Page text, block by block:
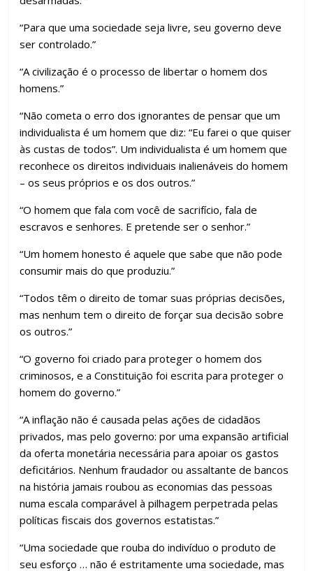
“Para que uma sociedade seja livre, seu governo deve
ser controlado.”
“A civilização é o processo de libertar o homem dos
homens.”
“Não cometa o erro dos ignorantes de pensar que um
individualista é um homem que diz: “Eu farei o que quiser
às custas de todos”. Um individualista é um homem que
reconhece os direitos individuais inalienáveis ​​do homem
– os seus próprios e os dos outros.”
“O homem que fala com você de sacrifício, fala de
escravos e senhores. E pretende ser o senhor.”
“Um homem honesto é aquele que sabe que não pode
consumir mais do que produziu.”
“Todos têm o direito de tomar suas próprias decisões,
mas nenhum tem o direito de forçar sua decisão sobre
os outros.”
“O governo foi criado para proteger o homem dos
criminosos, e a Constituição foi escrita para proteger o
homem do governo.”
“A inflação não é causada pelas ações de cidadãos
privados, mas pelo governo: por uma expansão artificial
da oferta monetária necessária para apoiar os gastos
deficitários. Nenhum fraudador ou assaltante de bancos
na história jamais roubou as economias das pessoas
numa escala comparável à pilhagem perpetrada pelas
políticas fiscais dos governos estatistas.”
“Uma sociedade que rouba do indivíduo o produto de
seu esforço … não é estritamente uma sociedade, mas